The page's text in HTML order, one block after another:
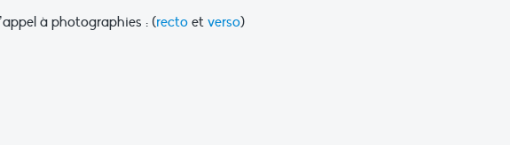
à photographies : (recto et verso)